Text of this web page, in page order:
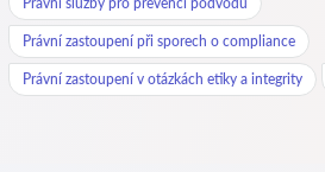
Právní zastoupení při sporech o compliance
Právní zastoupení v otázkách etiky a integrity